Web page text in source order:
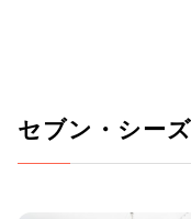
セブン・シー